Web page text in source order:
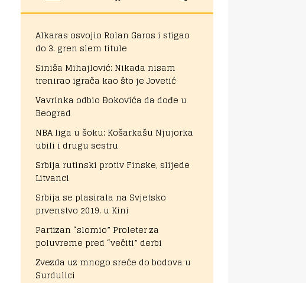
Alkaras osvojio Rolan Garos i stigao
do 3. gren slem titule
Siniša Mihajlović: Nikada nisam
trenirao igrača kao što je Jovetić
Vavrinka odbio Đokovića da dođe u
Beograd
NBA liga u šoku: Košarkašu Njujorka
ubili i drugu sestru
Srbija rutinski protiv Finske, slijede
Litvanci
Srbija se plasirala na Svjetsko
prvenstvo 2019. u Kini
Partizan “slomio” Proleter za
poluvreme pred “večiti” derbi
Zvezda uz mnogo sreće do bodova u
Surdulici